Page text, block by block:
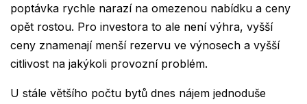
poptávka rychle narazí na omezenou nabídku a ceny
opět rostou. Pro investora to ale není výhra, vyšší
ceny znamenají menší rezervu ve výnosech a vyšší
citlivost na jakýkoli provozní problém.
U stále většího počtu bytů dnes nájem jednoduše